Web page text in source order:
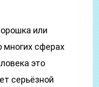
или
многих сферах
это
серьёзной